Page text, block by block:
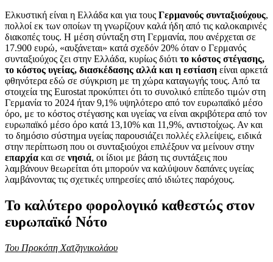
Ελκυστική είναι η Ελλάδα και για τους Γερμανούς συνταξιούχους,
πολλοί εκ των οποίων τη γνωρίζουν καλά ήδη από τις καλοκαιρινές
διακοπές τους. Η μέση σύνταξη στη Γερμανία, που ανέρχεται σε
17.900 ευρώ, «αυξάνεται» κατά σχεδόν 20% όταν ο Γερμανός
συνταξιούχος ζει στην Ελλάδα, κυρίως διότι το κόστος στέγασης,
το κόστος υγείας, διασκέδασης αλλά και η εστίαση είναι αρκετά
φθηνότερα εδώ σε σύγκριση με τη χώρα καταγωγής τους. Από τα
στοιχεία της Eurostat προκύπτει ότι το συνολικό επίπεδο τιμών στη
Γερμανία το 2024 ήταν 9,1% υψηλότερο από τον ευρωπαϊκό μέσο
όρο, με το κόστος στέγασης και υγείας να είναι ακριβότερα από τον
ευρωπαϊκό μέσο όρο κατά 13,10% και 11,9%, αντιστοίχως. Αν και
το δημόσιο σύστημα υγείας παρουσιάζει πολλές ελλείψεις, ειδικά
στην περίπτωση που οι συνταξιούχοι επιλέξουν να μείνουν στην
επαρχία και σε νησιά, οι ίδιοι με βάση τις συντάξεις που
λαμβάνουν θεωρείται ότι μπορούν να καλύψουν δαπάνες υγείας
λαμβάνοντας τις σχετικές υπηρεσίες από ιδιώτες παρόχους.
Το καλύτερο φορολογικό καθεστώς στον
ευρωπαϊκό Νότο
Του Προκόπη Χατζηνικολάου